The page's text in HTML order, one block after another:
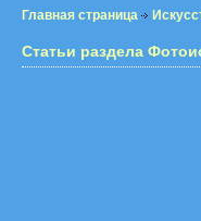
Главная страница
Статьи раздела